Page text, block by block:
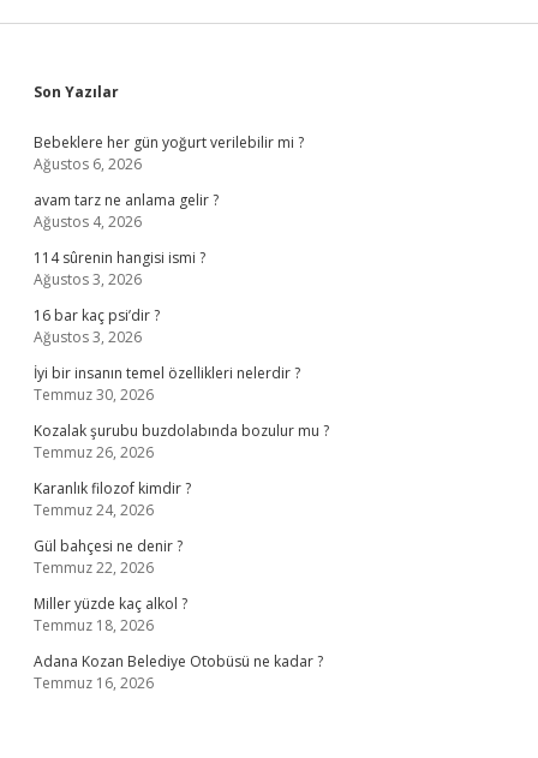
Sidebar
Son Yazılar
Bebeklere her gün yoğurt verilebilir mi ?
Ağustos 6, 2026
avam tarz ne anlama gelir ?
Ağustos 4, 2026
114 sûrenin hangisi ismi ?
Ağustos 3, 2026
16 bar kaç psi’dir ?
Ağustos 3, 2026
İyi bir insanın temel özellikleri nelerdir ?
Temmuz 30, 2026
Kozalak şurubu buzdolabında bozulur mu ?
Temmuz 26, 2026
Karanlık filozof kimdir ?
Temmuz 24, 2026
Gül bahçesi ne denir ?
Temmuz 22, 2026
Miller yüzde kaç alkol ?
Temmuz 18, 2026
Adana Kozan Belediye Otobüsü ne kadar ?
Temmuz 16, 2026